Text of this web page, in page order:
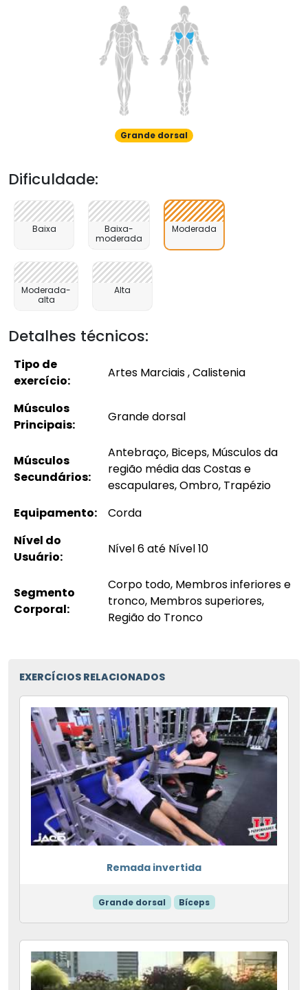
Grande dorsal
Dificuldade:
Baixa
Baixa-
moderada
Moderada
Moderada-
alta
Alta
Detalhes técnicos:
Tipo de
exercício:
Artes Marciais , Calistenia
Músculos
Principais:
Grande dorsal
Músculos
Secundários:
Antebraço, Biceps, Músculos da
região média das Costas e
escapulares, Ombro, Trapézio
Equipamento:
Corda
Nível do
Usuário:
Nível 6 até Nível 10
Segmento
Corporal:
Corpo todo, Membros inferiores e
tronco, Membros superiores,
Região do Tronco
EXERCÍCIOS RELACIONADOS
Remada invertida
Grande dorsal Bíceps